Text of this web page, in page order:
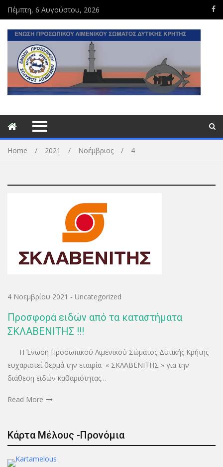
Πέμπτη, 6 Αυγούστου, 2026
Home 2021 Νοέμβριος 4
4 Νοεμβρίου 2021 - Uncategorized
Προσφορά ειδών από τα καταστήματα
ΣΚΛΑΒΕΝΙΤΗΣ !!!
Η Ένωση Προσωπικού Λιμενικού Σώματος Δυτικής Κρήτης
ευχαριστεί θερμά την εταιρία « ΣΚΛΑΒΕΝΙΤΗΣ » για την
διάθεση ειδών καθαριότητας…
Read More
Κάρτα Μέλους -Προνόμια